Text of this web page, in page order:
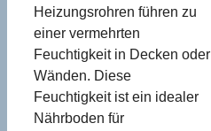
Heizungsrohren führen zu
einer vermehrten
Feuchtigkeit in Decken oder
Wänden. Diese
Feuchtigkeit ist ein idealer
Nährboden für